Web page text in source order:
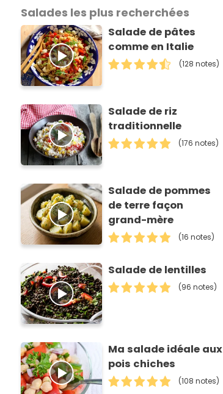
Salades les plus recherchées
Salade de pâtes
comme en Italie
(128 notes)
Salade de riz
traditionnelle
(176 notes)
Salade de pommes
de terre façon
grand-mère
(16 notes)
Salade de lentilles
(96 notes)
Ma salade idéale aux
pois chiches
(108 notes)